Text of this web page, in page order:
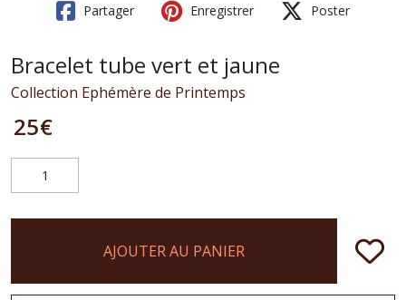
Partager Enregistrer Poster
Bracelet tube vert et jaune
Collection Ephémère de Printemps
25€
AJOUTER AU PANIER